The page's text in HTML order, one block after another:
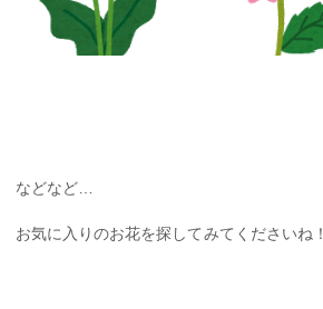
などなど…
お気に入りのお花を探してみてくださいね！